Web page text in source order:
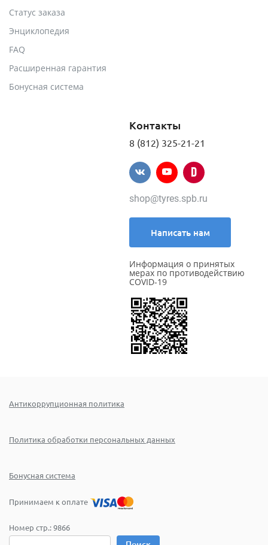
Статус заказа
Энциклопедия
FAQ
Расширенная гарантия
Бонусная система
Контакты
8 (812) 325-21-21
shop@tyres.spb.ru
Написать нам
Информация о принятых
мерах по противодействию
COVID-19
Антикоррупционная политика
Политика обработки персональных данных
Бонусная система
Принимаем к оплате
Номер стр.:9866